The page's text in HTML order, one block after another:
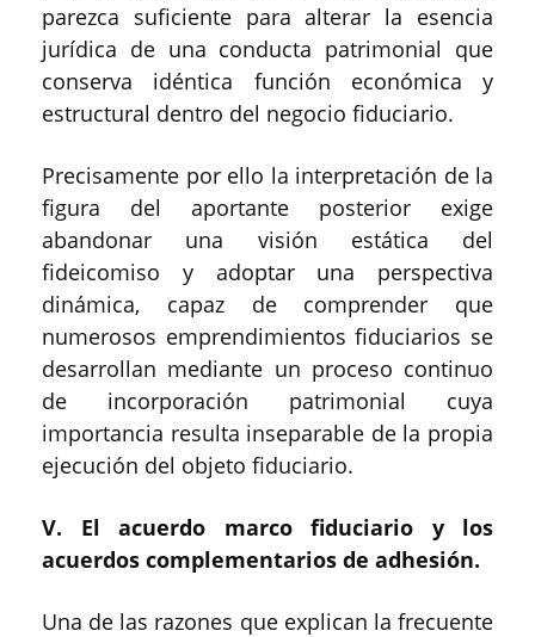
parezca suficiente para alterar la esencia
jurídica de una conducta patrimonial que
conserva idéntica función económica y
estructural dentro del negocio fiduciario.
Precisamente por ello la interpretación de la
figura del aportante posterior exige
abandonar una visión estática del
fideicomiso y adoptar una perspectiva
dinámica, capaz de comprender que
numerosos emprendimientos fiduciarios se
desarrollan mediante un proceso continuo
de incorporación patrimonial cuya
importancia resulta inseparable de la propia
ejecución del objeto fiduciario.
V. El acuerdo marco fiduciario y los
acuerdos complementarios de adhesión.
Una de las razones que explican la frecuente